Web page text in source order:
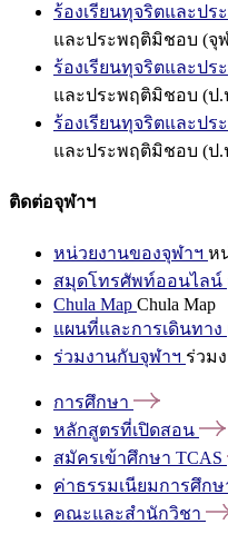
ร้องเรียนทุจริตและป
และประพฤติมิชอบ (จุ
ร้องเรียนทุจริตและป
และประพฤติมิชอบ (ป.
ร้องเรียนทุจริตและป
และประพฤติมิชอบ (ป.
ติดต่อจุฬาฯ
หน่วยงานของจุฬาฯ ห
สมุดโทรศัพท์ออนไลน์
Chula Map Chula Map
แผนที่และการเดินทาง
ร่วมงานกับจุฬาฯ ร่วม
การศึกษา
หลักสูตรที่เปิดสอน
สมัครเข้าศึกษา TCAS
ค่าธรรมเนียมการศึกษ
คณะและสำนักวิชา